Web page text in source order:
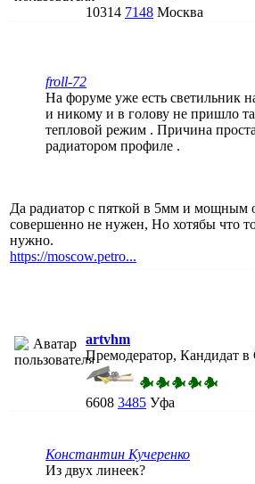
10314 7148 Москва
froll-72
На форуме уже есть светильник
и никому и в голову не пришло
тепловой режим . Причина
радиатором профиле .
Да радиатор с пяткой в 5мм и мощным
совершенно не нужен, Но хотябы что
нужно.
https://moscow.petro...
artvhm
Премодератор, Кандидат в
6608 3485 Уфа
Константин Кучеренко
Из двух линеек?